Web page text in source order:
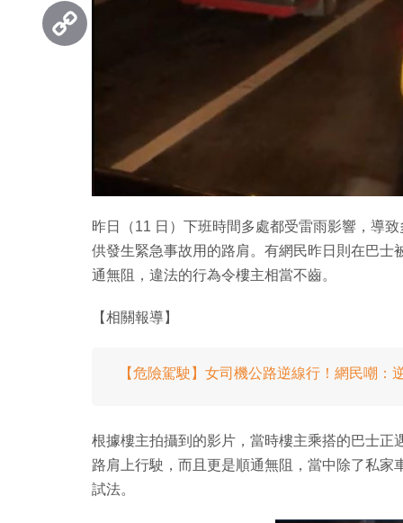
昨日（11 日）下班時間多處都受雷雨影響，導
供發生緊急事故用的路肩。有網民昨日則在巴
通無阻，違法的行為令樓主相當不齒。
【相關報導】
【危險駕駛】女司機公路逆線行！網民嘲：
根據樓主拍攝到的影片，當時樓主乘搭的巴士
路肩上行駛，而且更是順通無阻，當中除了私
試法。
Threads